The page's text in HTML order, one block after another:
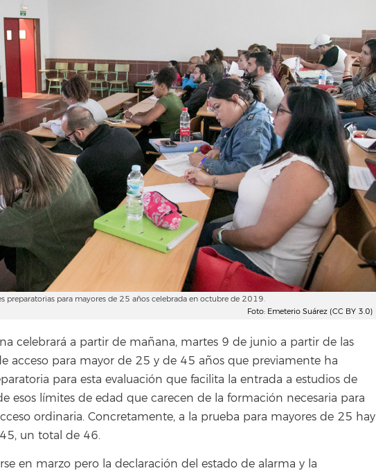
preparatorias para mayores de 25 años celebrada en octubre de 2019.
Foto: Emeterio Suárez (CC BY 3.0)
celebrará a partir de mañana, martes 9 de junio a partir de las
acceso para mayor de 25 y de 45 años que previamente ha
para esta evaluación que facilita la entrada a estudios de
esos límites de edad que carecen de la formación necesaria para
ordinaria. Concretamente, a la prueba para mayores de 25 hay
un total de 46.
en marzo pero la declaración del estado de alarma y la